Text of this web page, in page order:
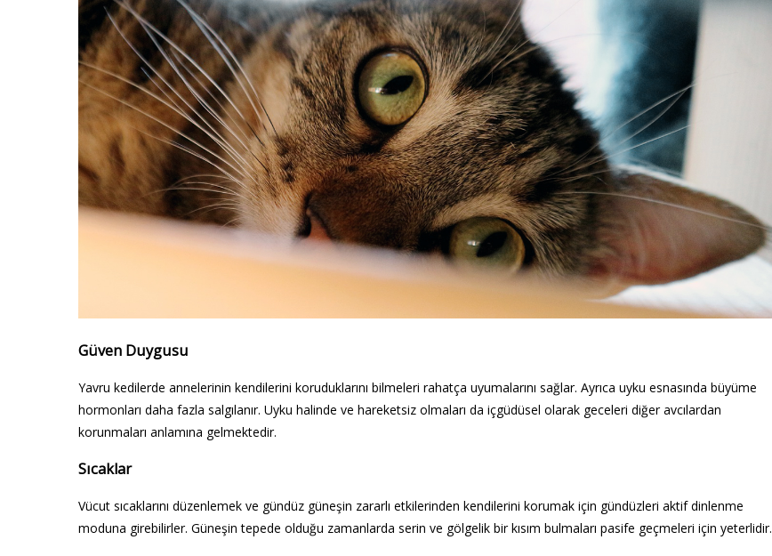
Güven Duygusu
Yavru kedilerde annelerinin kendilerini koruduklarını bilmeleri rahatça uyumalarını sağlar. Ayrıca uyku esnasında büyüme
hormonları daha fazla salgılanır. Uyku halinde ve hareketsiz olmaları da içgüdüsel olarak geceleri diğer avcılardan
korunmaları anlamına gelmektedir.
Sıcaklar
Vücut sıcaklarını düzenlemek ve gündüz güneşin zararlı etkilerinden kendilerini korumak için gündüzleri aktif dinlenme
moduna girebilirler. Güneşin tepede olduğu zamanlarda serin ve gölgelik bir kısım bulmaları pasife geçmeleri için yeterlidir.